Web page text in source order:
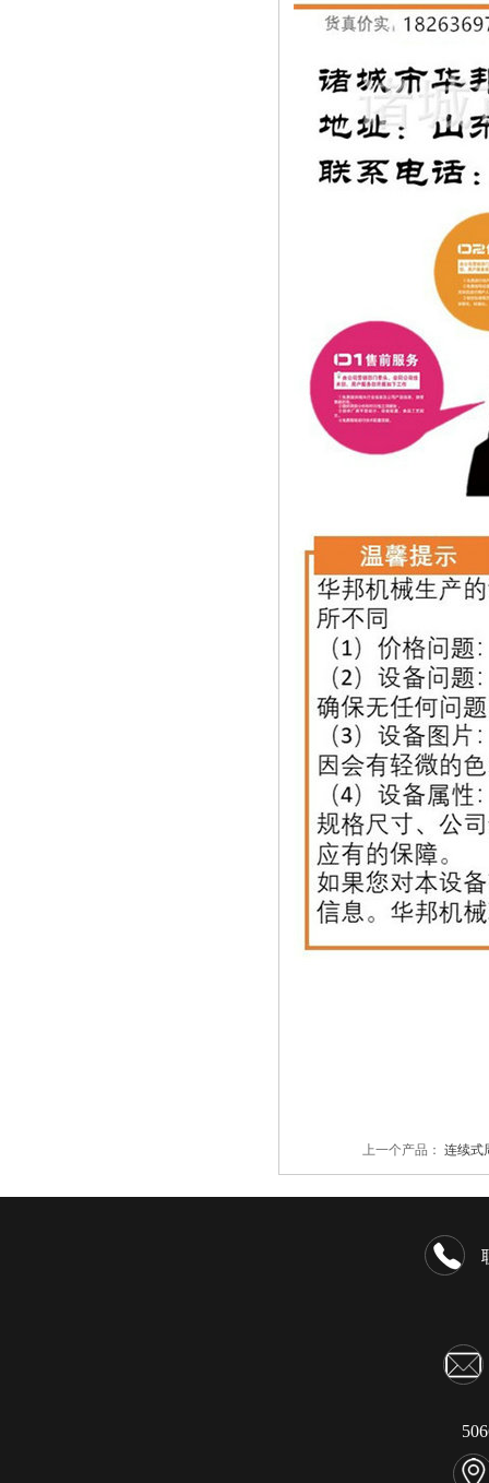
上一个产品： 连续式